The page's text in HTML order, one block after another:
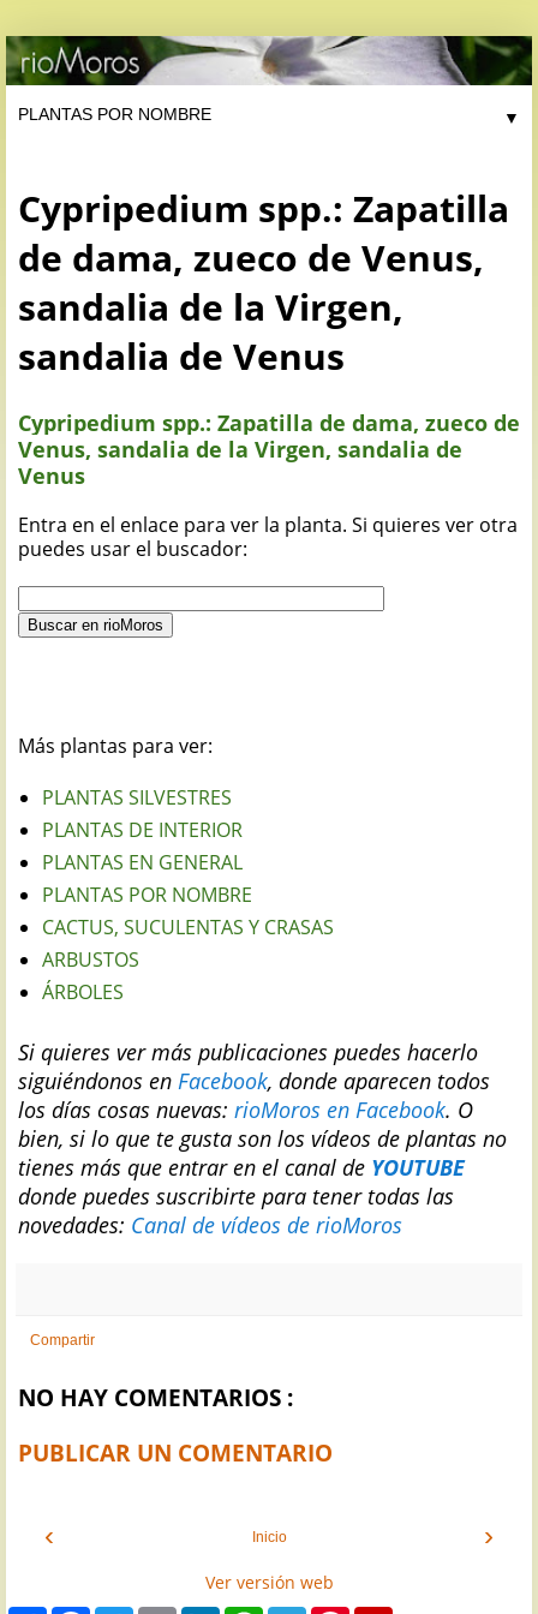
▼
Cypripedium spp.: Zapatilla
de dama, zueco de Venus,
sandalia de la Virgen,
sandalia de Venus
Cypripedium spp.: Zapatilla de dama, zueco de
Venus, sandalia de la Virgen, sandalia de
Venus
Entra en el enlace para ver la planta. Si quieres ver otra
puedes usar el buscador:
Más plantas para ver:
PLANTAS SILVESTRES
PLANTAS DE INTERIOR
PLANTAS EN GENERAL
PLANTAS POR NOMBRE
CACTUS, SUCULENTAS Y CRASAS
ARBUSTOS
ÁRBOLES
Si quieres ver más publicaciones puedes hacerlo
siguiéndonos en Facebook, donde aparecen todos
los días cosas nuevas: rioMoros en Facebook. O
bien, si lo que te gusta son los vídeos de plantas no
tienes más que entrar en el canal de YOUTUBE
donde puedes suscribirte para tener todas las
novedades: Canal de vídeos de rioMoros
Compartir
NO HAY COMENTARIOS :
PUBLICAR UN COMENTARIO
‹ ›
Inicio
Ver versión web